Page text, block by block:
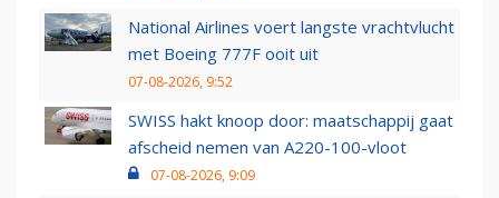
National Airlines voert langste vrachtvlucht
met Boeing 777F ooit uit
07-08-2026, 9:52
SWISS hakt knoop door: maatschappij gaat
afscheid nemen van A220-100-vloot
07-08-2026, 9:09